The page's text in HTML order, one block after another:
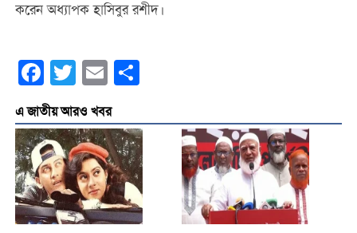
করেন অধ্যাপক হাসিবুর রশীদ।
Facebook
Twitter Email
এ জাতীয় আরও খবর